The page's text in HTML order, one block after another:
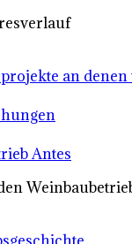
an
Antes